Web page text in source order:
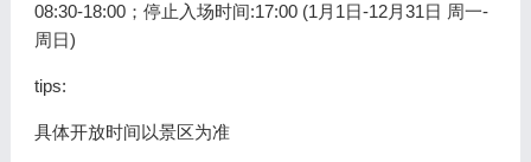
08:30-18:00；停止入场时间:17:00 (1月1日-12月31日 周一-
周日)
tips:
具体开放时间以景区为准